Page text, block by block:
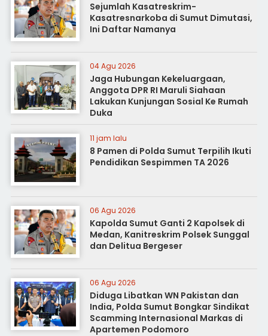
Sejumlah Kasatreskrim-
Kasatresnarkoba di Sumut Dimutasi,
Ini Daftar Namanya
04 Agu 2026
Jaga Hubungan Kekeluargaan,
Anggota DPR RI Maruli Siahaan
Lakukan Kunjungan Sosial Ke Rumah
Duka
11 jam lalu
8 Pamen di Polda Sumut Terpilih Ikuti
Pendidikan Sespimmen TA 2026
06 Agu 2026
Kapolda Sumut Ganti 2 Kapolsek di
Medan, Kanitreskrim Polsek Sunggal
dan Delitua Bergeser
06 Agu 2026
Diduga Libatkan WN Pakistan dan
India, Polda Sumut Bongkar Sindikat
Scamming Internasional Markas di
Apartemen Podomoro